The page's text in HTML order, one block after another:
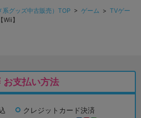
系グッズ中古販売）TOP > ゲーム > TVゲー
】
お支払い方法
クレジットカード決済